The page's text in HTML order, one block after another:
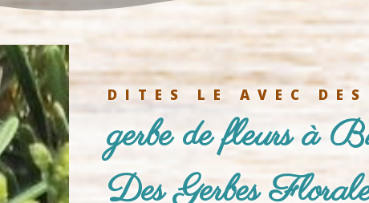
DITES LE AVEC DES
gerbe de fleurs à
Des Gerbes